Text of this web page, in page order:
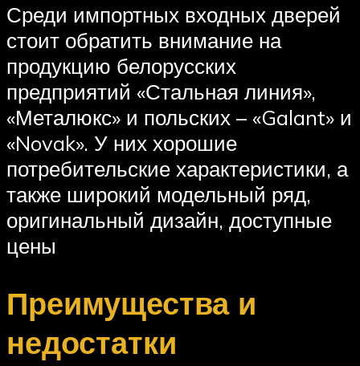
Среди импортных входных дверей
стоит обратить внимание на
продукцию белорусских
предприятий «Стальная линия»,
«Металюкс» и польских – «Galant» и
«Novak». У них хорошие
потребительские характеристики, а
также широкий модельный ряд,
оригинальный дизайн, доступные
цены
Преимущества и
недостатки